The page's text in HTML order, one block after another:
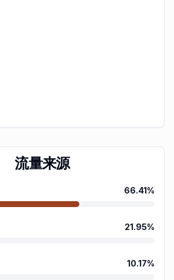
流量来源
66.41%
21.95%
10.17%